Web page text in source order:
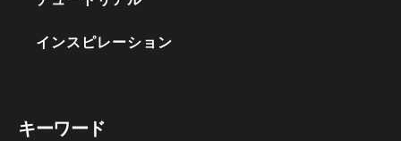
インスピレーション
キーワード